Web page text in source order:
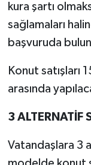
kura şartı
sağlamaları
başvuruda
Konut satışları
arasında
3 ALTERNATİF
Vatandaşlara 3